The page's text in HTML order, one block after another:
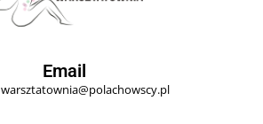
Email
warsztatownia@polachowscy.pl